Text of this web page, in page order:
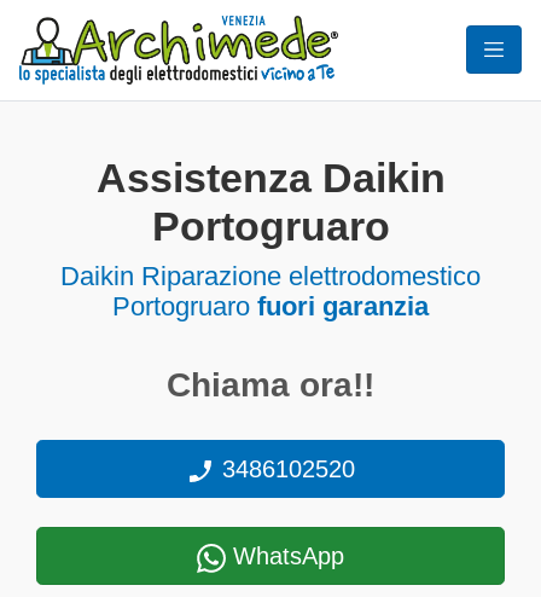
Assistenza Daikin
Portogruaro
Daikin Riparazione elettrodomestico
Portogruaro fuori garanzia
Chiama ora!!
3486102520
WhatsApp